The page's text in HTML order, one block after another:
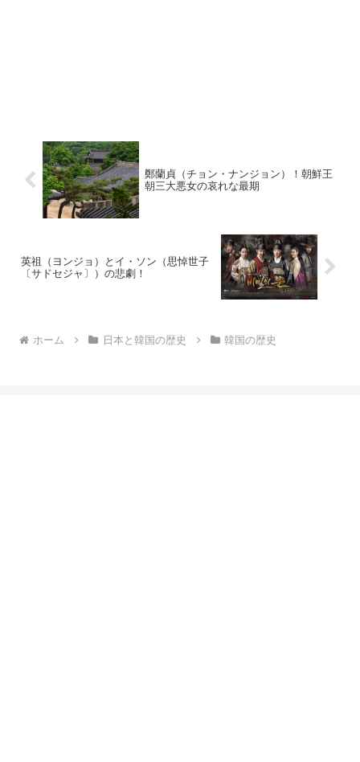
鄭蘭貞（チョン・ナンジョン）！朝鮮王
朝三大悪女の哀れな最期
英祖（ヨンジョ）とイ・ソン（思悼世子
〔サドセジャ〕）の悲劇！
ホーム 日本と韓国の歴史 韓国の歴史